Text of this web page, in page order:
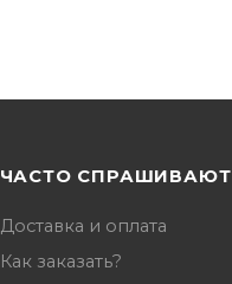
ЧАСТО СПРАШИВАЮТ
Доставка и оплата
Как заказать?